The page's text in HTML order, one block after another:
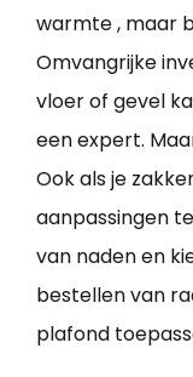
warmte , maar
Omvangrijke
vloer of gevel
een expert.
Ook als je
aanpassingen
van naden en
bestellen van
plafond